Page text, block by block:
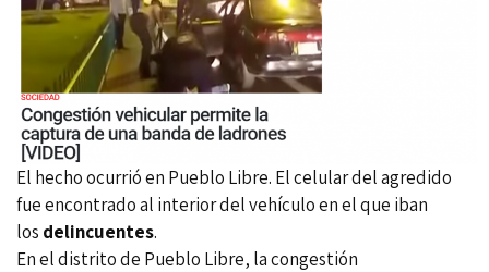
El hecho ocurrió en Pueblo Libre. El celular del agredido
fue encontrado al interior del vehículo en el que iban
los delincuentes.
En el distrito de Pueblo Libre, lacongestión